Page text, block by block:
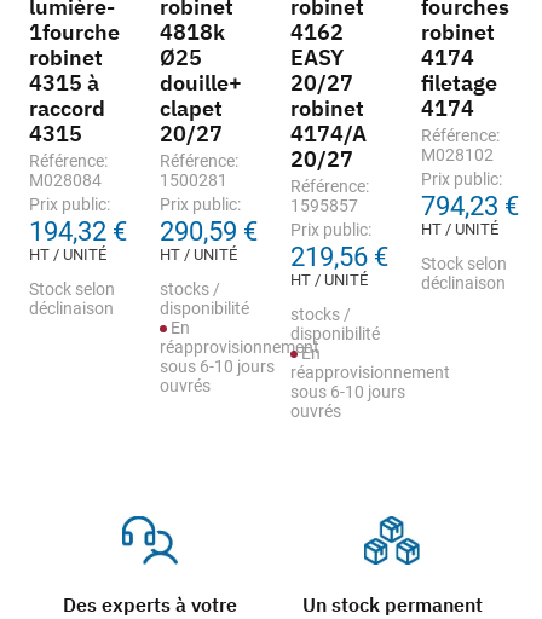
Des experts à votre
Un stock permanent
lumière-
1fourche
robinet
4315 à
raccord
4315
Référence:
M028084
Prix public:
194,32 €
HT / UNITÉ
Stock selon
déclinaison
robinet
4818k
Ø25
douille+
clapet
20/27
Référence:
1500281
Prix public:
290,59 €
HT / UNITÉ
stocks /
disponibilité
En
réapprovisionnement
sous 6-10 jours
ouvrés
robinet
4162
EASY
20/27
robinet
4174/A
20/27
Référence:
1595857
Prix public:
219,56 €
HT / UNITÉ
stocks /
disponibilité
En
réapprovisionnement
sous 6-10 jours
ouvrés
fourches
robinet
4174
filetage
4174
Référence:
M028102
Prix public:
794,23 €
HT / UNITÉ
Stock selon
déclinaison